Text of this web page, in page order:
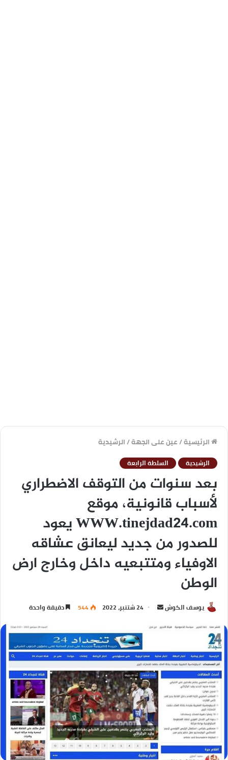
الرئيسية/عين على الجهة/الرشيدية
الرشيدية السلطة الرابعة
بعد سنوات من التوقف الاضطراري
لأسباب قانونية، موقع
WWW.tinejdad24.com يعود
للصدور من جديد ليعانق عشاقه
الاوفياء ومتتبعيه داخل وخارج ارض
الوطن
يوسف الكوش 24 شتنبر، 2022 544 دقيقة واحدة